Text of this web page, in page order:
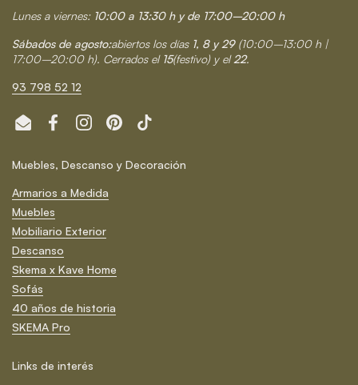
Lunes a viernes: 10:00 a 13:30 h y de 17:00–20:00 h
Sábados de agosto:abiertos los días 1, 8 y 29 (10:00–13:00 h |
17:00–20:00 h). Cerrados el 15(festivo) y el22.
93 798 52 12
Email FacebookInstagramPinterestTikTok
Muebles, Descanso y Decoración
Armarios a Medida
Muebles
Mobiliario Exterior
Descanso
Skema x Kave Home
Sofás
40 años de historia
SKEMA Pro
Links de interés